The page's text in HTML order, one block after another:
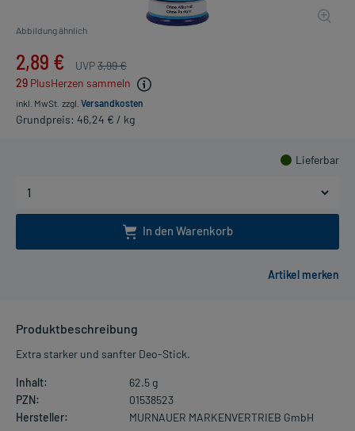
Abbildung ähnlich
2,89 € UVP3,99 €
29 PlusHerzen sammeln
inkl. MwSt. zzgl. Versandkosten
Grundpreis: 46,24 € / kg
Lieferbar
In den Warenkorb
Produktbeschreibung
Extra starker und sanfter Deo-Stick.
Inhalt:
62.5 g
PZN:
01538523
Hersteller:
MURNAUER MARKENVERTRIEB GmbH